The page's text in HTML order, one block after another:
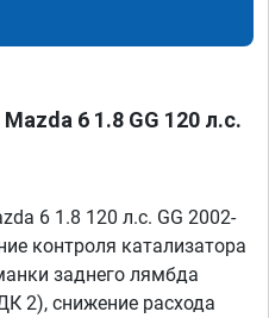
6 1.8 GG 120 л.с.
6 1.8 120 л.с. GG 2002-
контроля катализатора
заднего лямбда
2), снижение расхода